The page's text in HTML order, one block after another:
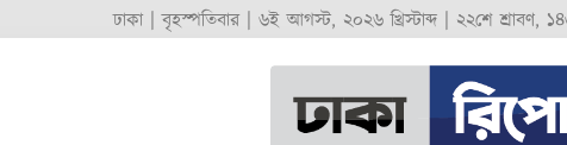
ঢাকা |বৃহস্পতিবার| ৬ই আগস্ট, ২০২৬ খ্রিস্টাব্দ| ২২শে শ্রাবণ,